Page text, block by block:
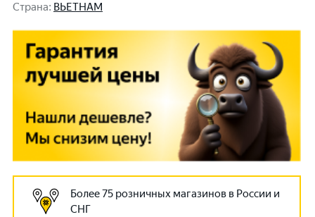
Cтрана: ВЬЕТНАМ
Более 75 розничных магазинов в России и
СНГ